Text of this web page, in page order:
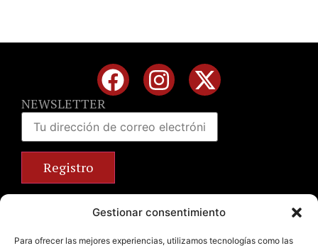
Gestionar consentimiento
Para ofrecer las mejores experiencias, utilizamos tecnologías como las
NEWSLETTER
+34 963 672 314
info@emilianobodega.com